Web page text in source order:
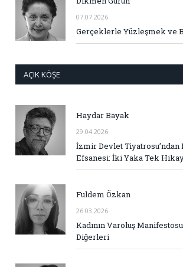
07.07.2026
Gerçeklerle Yüzleşmek ve
AÇIK KÖŞE
Haydar Bayak
29.04.2026
İzmir Devlet Tiyatrosu’ndan
Efsanesi: İki Yaka Tek
Fuldem Özkan
26.03.2026
Kadının Varoluş
Diğerleri